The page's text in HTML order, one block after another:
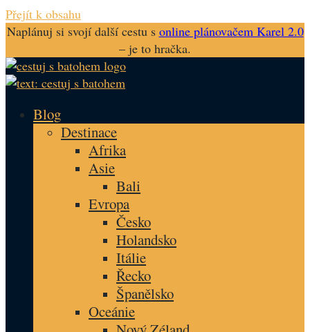
Přejít k obsahu
Naplánuj si svojí další cestu s online plánovačem Karel 2.0
– je to hračka.
Blog
Destinace
Afrika
Asie
Bali
Evropa
Česko
Holandsko
Itálie
Řecko
Španělsko
Oceánie